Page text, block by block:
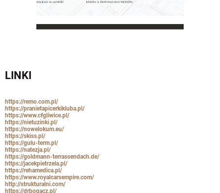
LINKI
https://remo.com.pl/
https://pranietapicerkikluba.pl/
https://www.cfgliwice.pl/
https://nietuzinki.pl/
https://nowelokum.eu/
https://skiss.pl/
https://gulu-term.pl/
https://natezja.pl/
https://goldmann-terrassendach.de/
https://jacekpietrzela.pl/
https://rehamedica.pl/
https://www.royalcarsempire.com/
http://strukturalni.com/
https://drbogacz.pl/